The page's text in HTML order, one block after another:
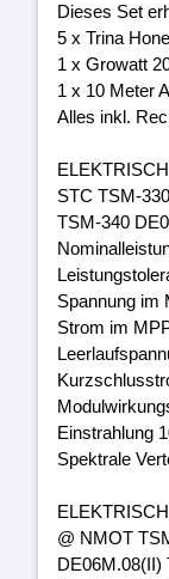
Dieses Set
5 x Trina
1 x Growatt
1 x 10 Meter
Alles inkl.
STC TSM-
TSM-340
Spannung im
Strom im
Einstrahlung
Spektrale
@ NMOT
DE06M.08(II)